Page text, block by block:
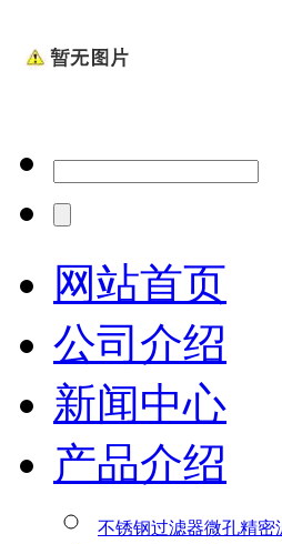
网站首页
公司介绍
新闻中心
产品介绍
不锈钢过滤器微孔精密